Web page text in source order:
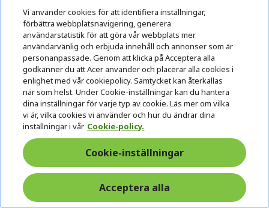
Antal:
Gå till produkt
Lägg till i kundvagn
Sortera på
Vi använder cookies för att identifiera inställningar,
förbättra webbplatsnavigering, generera
användarstatistik för att göra vår webbplats mer
användarvänlig och erbjuda innehåll och annonser som är
personanpassade. Genom att klicka på Acceptera alla
godkänner du att Acer använder och placerar alla cookies i
enlighet med vår cookiepolicy. Samtycket kan återkallas
när som helst. Under Cookie-inställningar kan du hantera
dina inställningar för varje typ av cookie. Läs mer om vilka
vi är, vilka cookies vi använder och hur du ändrar dina
inställningar i vår Cookie-policy.
Cookie-inställningar
Acceptera alla